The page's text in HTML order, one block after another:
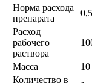
Норма расхода
препарата
Расход
рабочего
раствора
Масса
10
Количество в